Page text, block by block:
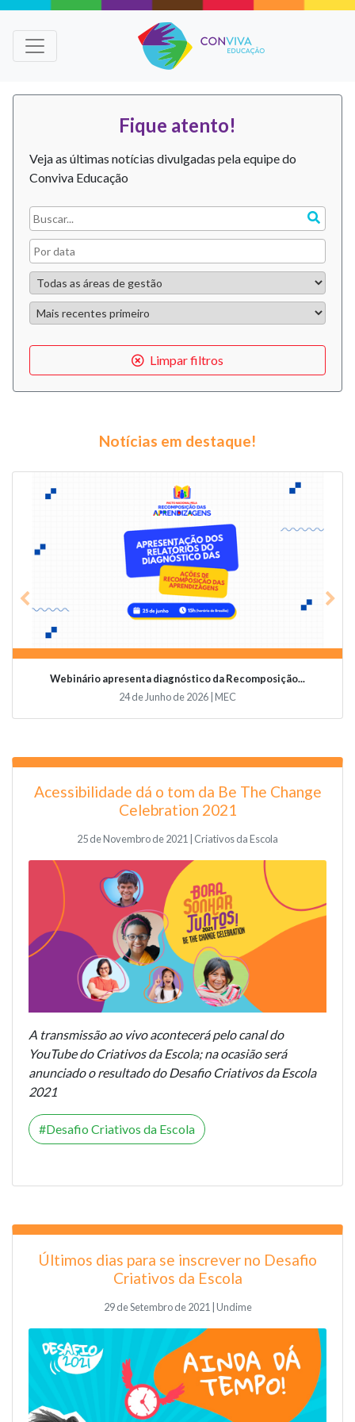
Fique atento!
Veja as últimas notícias divulgadas pela equipe do
Conviva Educação
Limpar filtros
Notícias em destaque!
Webinário apresenta diagnóstico da Recomposição...
24 de Junho de 2026 | MEC
Previous
Acessibilidade dá o tom da Be The Change
Celebration 2021
25 de Novembro de 2021 | Criativos da Escola
A transmissão ao vivo acontecerá pelocanal do
YouTubedo Criativos da Escola; na ocasião será
anunciado o resultado do Desafio Criativos da Escola
2021
Desafio Criativos da Escola
Últimos dias para se inscrever no Desafio
Criativos da Escola
29 de Setembro de 2021 | Undime